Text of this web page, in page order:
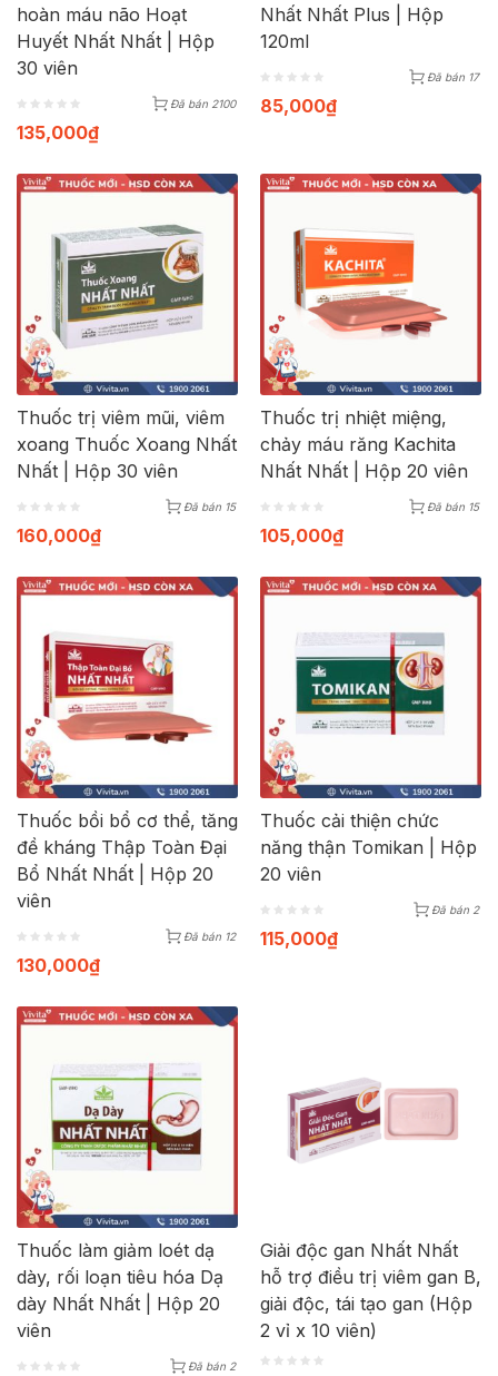
hoàn máu não Hoạt
Huyết Nhất Nhất | Hộp
30 viên
Đã bán 2100
135,000₫
Nhất Nhất Plus | Hộp
120ml
Đã bán 17
85,000₫
Thuốc trị viêm mũi, viêm
xoang Thuốc Xoang Nhất
Nhất | Hộp 30 viên
Đã bán 15
160,000₫
Thuốc trị nhiệt miệng,
chảy máu răng Kachita
Nhất Nhất | Hộp 20 viên
Đã bán 15
105,000₫
Thuốc bồi bổ cơ thể, tăng
đề kháng Thập Toàn Đại
Bổ Nhất Nhất | Hộp 20
viên
Đã bán 12
130,000₫
Thuốc cải thiện chức
năng thận Tomikan | Hộp
20 viên
Đã bán 2
115,000₫
Thuốc làm giảm loét dạ
dày, rối loạn tiêu hóa Dạ
dày Nhất Nhất | Hộp 20
viên
Đã bán 2
Giải độc gan Nhất Nhất
hỗ trợ điều trị viêm gan B,
giải độc, tái tạo gan (Hộp
2 vỉ x 10 viên)